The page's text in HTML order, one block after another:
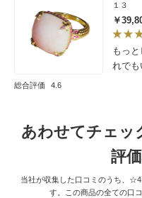
総合評価 4.6
１３
￥
もっ
れでも
あわせてチェッ
評
当社が収集した口コミのうち、
す。この商品の全ての口